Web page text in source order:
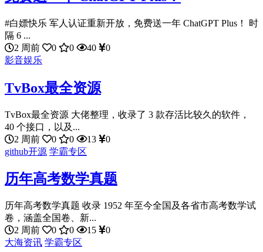
#白嫖快乐 军人认证重新开放，免费送一年 ChatGPT Plus！ 时
隔 6 ...
2 周前
0 0 40
0
影音娱乐
TvBox最全资源
TvBox最全资源 大佬整理，收录了 3 款存活比较久的软件，
40 个接口，以及...
2 周前
0 0 13
0
github开源 学霸专区
历年高考数学真题
历年高考数学真题 收录 1952 年至今全国及各省市高考数学试
卷，涵盖全国卷、新...
2 周前
0 0 15
0
大海资讯 学霸专区